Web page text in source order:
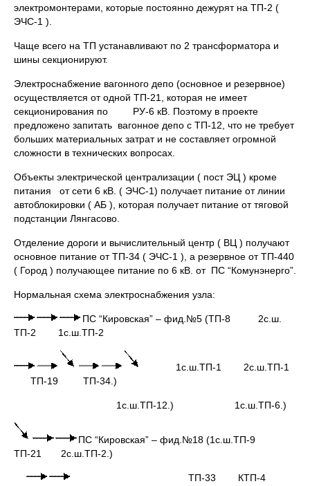
электромонтерами, которые постоянно дежурят на ТП-2 (
ЭЧС-1 ).
Чаще всего на ТП устанавливают по 2 трансформатора и
шины секционируют.
Электроснабжение вагонного депо (основное и резервное)
осуществляется от одной ТП-21, которая не имеет
секционирования по РУ-6 кВ. Поэтому в проекте
предложено запитать вагонное депо с ТП-12, что не требует
больших материальных затрат и не составляет огромной
сложности в технических вопросах.
Объекты электрической централизации ( пост ЭЦ ) кроме
питания от сети 6 кВ. ( ЭЧС-1) получает питание от линии
автоблокировки ( АБ ), которая получает питание от тяговой
подстанции Лянгасово.
Отделение дороги и вычислительный центр ( ВЦ ) получают
основное питание от ТП-34 ( ЭЧС-1 ), а резервное от ТП-440
( Город ) получающее питание по 6 кВ. от ПС “Комунэнерго”.
Нормальная схема электроснабжения узла:
ПС “Кировская” – фид.№5 (ТП-8 2с.ш.
ТП-2 1с.ш.ТП-2
1с.ш.ТП-1 2с.ш.ТП-1
ТП-19 ТП-34.)
1с.ш.ТП-12.) 1с.ш.ТП-6.)
ПС “Кировская” – фид.№18 (1с.ш.ТП-9
ТП-21 2с.ш.ТП-2.)
ТП-33 КТП-4